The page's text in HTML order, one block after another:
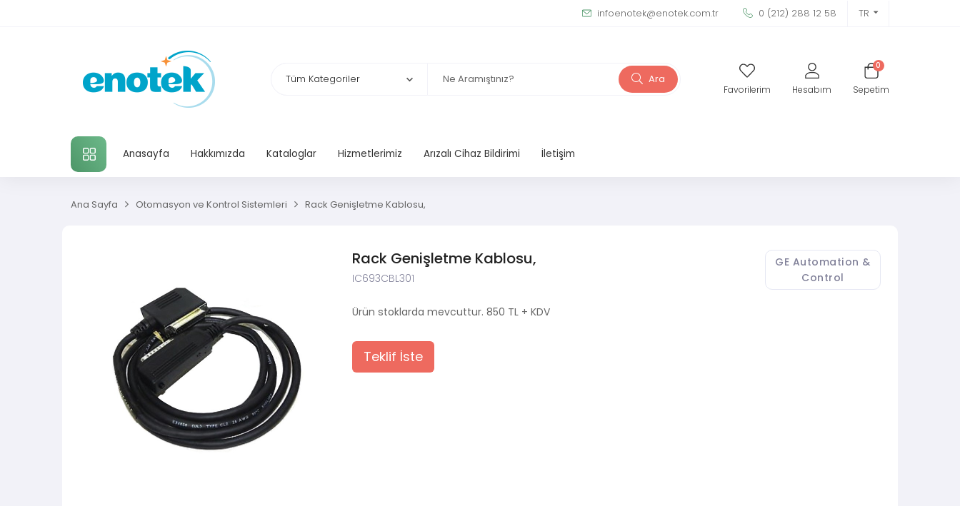
infoenotek@enotek.com.tr 0 (212) 288 12 58 TR
Favorilerim Hesabım
0
Sepetim
Ara
TÜM KATEGORILER
Anasayfa Hakkımızda Kataloglar Hizmetlerimiz Arızalı Cihaz Bildirimi İletişim
Ana Sayfa Otomasyon ve Kontrol Sistemleri Rack Genişletme Kablosu,
GE Automation &
Control
Rack Genişletme Kablosu,
IC693CBL301
Ürün stoklarda mevcuttur. 850 TL + KDV
Teklif İste